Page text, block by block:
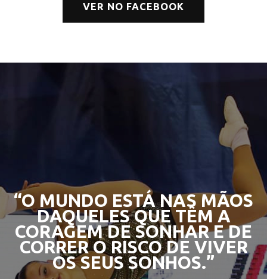
VER NO FACEBOOK
“O MUNDO ESTÁ NAS MÃOS
DAQUELES QUE TÊM A
CORAGEM DE SONHAR E DE
CORRER O RISCO DE VIVER
OS SEUS SONHOS.”